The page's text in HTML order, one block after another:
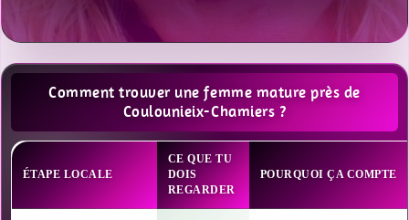
Comment trouver une femme mature près de
Coulounieix-Chamiers ?
ÉTAPE LOCALE
CE QUE TU
DOIS
REGARDER
POURQUOI ÇA COMPTE